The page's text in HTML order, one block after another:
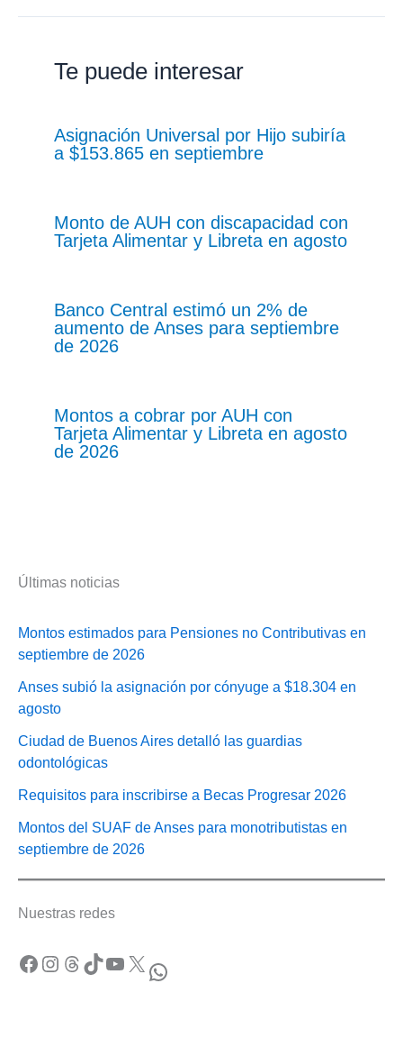
Te puede interesar
Asignación Universal por Hijo subiría
a $153.865 en septiembre
Monto de AUH con discapacidad con
Tarjeta Alimentar y Libreta en agosto
Banco Central estimó un 2% de
aumento de Anses para septiembre
de 2026
Montos a cobrar por AUH con
Tarjeta Alimentar y Libreta en agosto
de 2026
Últimas noticias
Montos estimados para Pensiones no Contributivas en
septiembre de 2026
Anses subió la asignación por cónyuge a $18.304 en
agosto
Ciudad de Buenos Aires detalló las guardias
odontológicas
Requisitos para inscribirse a Becas Progresar 2026
Montos del SUAF de Anses para monotributistas en
septiembre de 2026
Nuestras redes
Facebook Instagram Threads TikTok YouTube X WhatsApp